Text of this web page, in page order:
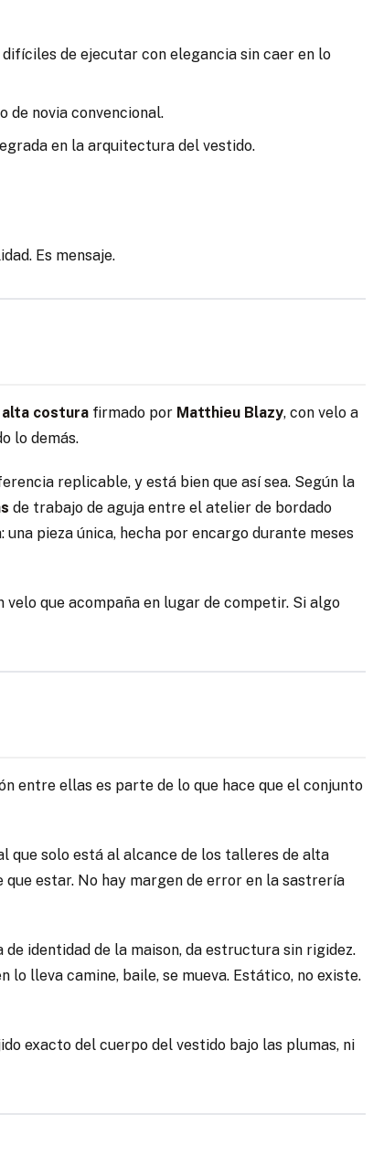
de ejecutar con elegancia sin caer en lo
de novia convencional.
en la arquitectura del vestido.
Es mensaje.
alta costura firmado por Matthieu Blazy, con velo a
lo demás.
replicable, y está bien que así sea. Según la
de trabajo de aguja entre el atelier de bordado
pieza única, hecha por encargo durante meses
velo que acompaña en lugar de competir. Si algo
entre ellas es parte de lo que hace que el conjunto
que solo está al alcance de los talleres de alta
estar. No hay margen de error en la sastrería
identidad de la maison, da estructura sin rigidez.
lo lleva camine, baile, se mueva. Estático, no existe.
exacto del cuerpo del vestido bajo las plumas, ni